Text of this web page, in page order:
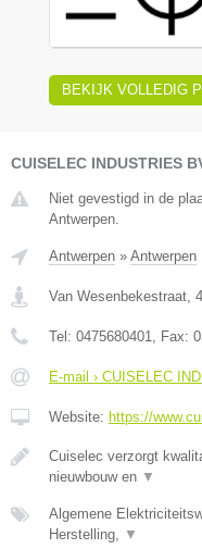
BEKIJK VOLLEDIG
CUISELEC INDUSTRIES
Niet gevestigd in de
Antwerpen.
Antwerpen » Antwerpen
Van Wesenbekestraat,
Tel: 0475680401 , Fax:
E-mail › CUISELEC
Website: https://
Cuiselec verzorgt
nieuwbouw en ▼
Algemene
Herstelling,
▼